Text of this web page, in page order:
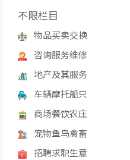
不限栏目
物品买卖交换
咨询服务维修
地产及其服务
车辆摩托船只
商场餐饮农庄
宠物鱼鸟禽畜
招聘求职生意